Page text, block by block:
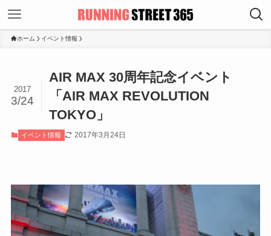
ホーム イベント情報
AIR MAX 30周年記念イベント
「AIR MAX REVOLUTION
TOKYO」
2017
3/24
イベント情報 2017年3月24日